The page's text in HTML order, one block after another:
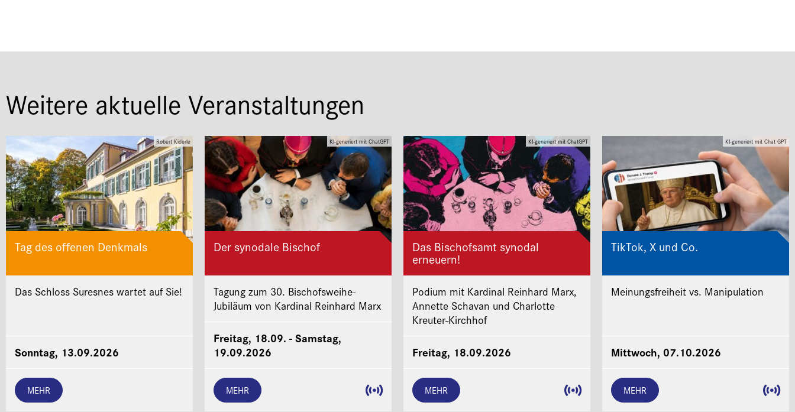
Weitere aktuelle Veranstaltungen
Robert Kiderle
Tag des offenen Denkmals
Das Schloss Suresnes wartet auf Sie!
Sonntag, 13.09.2026
MEHR
KI-generiert mit ChatGPT
Der synodale Bischof
Tagung zum 30. Bischofsweihe-
Jubiläum von Kardinal Reinhard Marx
Freitag, 18.09. - Samstag,
19.09.2026
MEHR
KI-generiert mit ChatGPT
Das Bischofsamt synodal
erneuern!
Podium mit Kardinal Reinhard Marx,
Annette Schavan und Charlotte
Kreuter-Kirchhof
Freitag, 18.09.2026
MEHR
KI-generiert mit Chat GPT
TikTok, X und Co.
Meinungsfreiheit vs. Manipulation
Mittwoch, 07.10.2026
MEHR